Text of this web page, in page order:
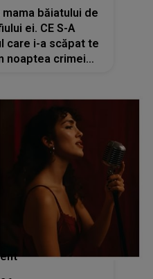
mama băiatului de
ei. CE S-A
care i-a scăpat te
noaptea crimei